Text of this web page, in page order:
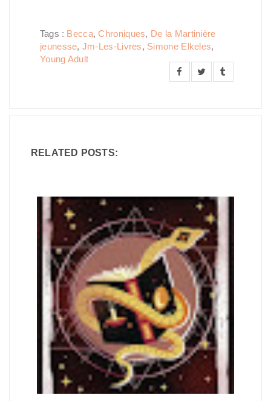
Tags : Becca,Chroniques, De la Martinière
jeunesse, Jm-Les-Livres, Simone Elkeles,
Young Adult
RELATED POSTS: